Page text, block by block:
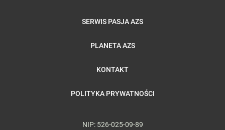
SERWIS PASJA AZS
PLANETA AZS
KONTAKT
POLITYKA PRYWATNOŚCI
NIP: 526-025-09-89